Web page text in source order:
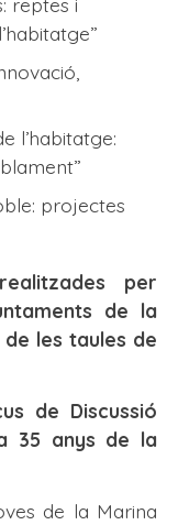
l’habitatge:
projectes
per
de la
les taules de
de Discussió
35 anys de la
de la Marina